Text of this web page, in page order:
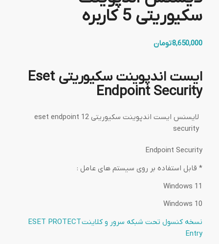
سکیوریتی 5 کاربره
8,650,000تومان
ایست اندپوینت سکیوریتی Eset
Endpoint Security
لایسنس ایست اندپوینت سکیوریتی 12 eset endpoint
security
Endpoint Security
* قابل استفاده بر روی سیستم های عامل :
Windows 11
Windows 10
نسخه کنسول تحت شبکه سرور و کلاینتESET PROTECT
Entry